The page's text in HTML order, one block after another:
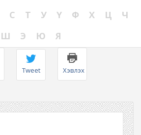
С Т У Ү Ф Х Ц
Ч
Ш
Э Ю Я
Tweet Хэвлэх